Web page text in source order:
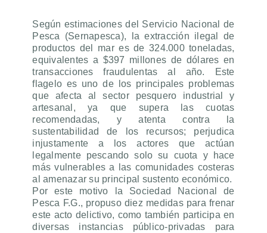
Según estimaciones del Servicio Nacional de
Pesca (Sernapesca), la extracción ilegal de
productos del mar es de 324.000 toneladas,
equivalentes a $397 millones de dólares en
transacciones fraudulentas al año. Este
flagelo es uno de los principales problemas
que afecta al sector pesquero industrial y
artesanal, ya que supera las cuotas
recomendadas, y atenta contra la
sustentabilidad de los recursos; perjudica
injustamente a los actores que actúan
legalmente pescando solo su cuota y hace
más vulnerables a las comunidades costeras
al amenazar su principal sustento económico.
Por este motivo la Sociedad Nacional de
Pesca F.G., propuso diez medidas para frenar
este acto delictivo, como también participa en
diversas instancias público-privadas para